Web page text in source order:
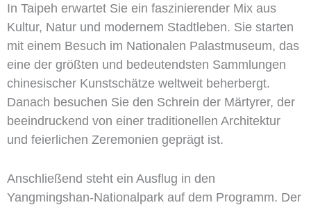
In Taipeh erwartet Sie ein faszinierender Mix aus
Kultur, Natur und modernem Stadtleben. Sie starten
mit einem Besuch im Nationalen Palastmuseum, das
eine der größten und bedeutendsten Sammlungen
chinesischer Kunstschätze weltweit beherbergt.
Danach besuchen Sie den Schrein der Märtyrer, der
beeindruckend von einer traditionellen Architektur
und feierlichen Zeremonien geprägt ist.
Anschließend steht ein Ausflug in den
Yangmingshan-Nationalpark auf dem Programm. Der